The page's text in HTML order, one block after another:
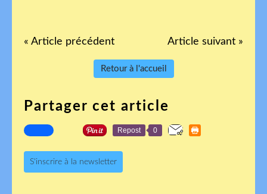
« Article précédent Article suivant »
Retour à l'accueil
Partager cet article
Repost 0
S'inscrire à la newsletter